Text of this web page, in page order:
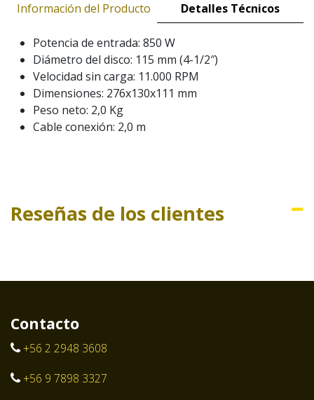
Información del Producto Detalles Técnicos
Potencia de entrada: 850 W
Diámetro del disco: 115 mm (4-1/2″)
Velocidad sin carga: 11.000 RPM
Dimensiones: 276x130x111 mm
Peso neto: 2,0 Kg
Cable conexión: 2,0 m
Reseñas de los clientes
Contacto
+56 2 2948 3608
+56 9 7898 3327